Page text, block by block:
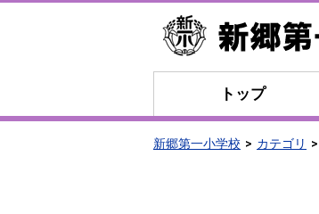
トップ
新郷第一小学校 カテゴリ